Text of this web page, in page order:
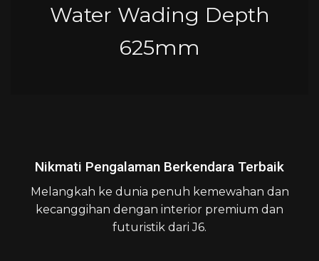
Water Wading Depth
625mm
Nikmati Pengalaman Berkendara Terbaik
Melangkah ke dunia penuh kemewahan dan
kecanggihan dengan interior premium dan
futuristik dari J6.